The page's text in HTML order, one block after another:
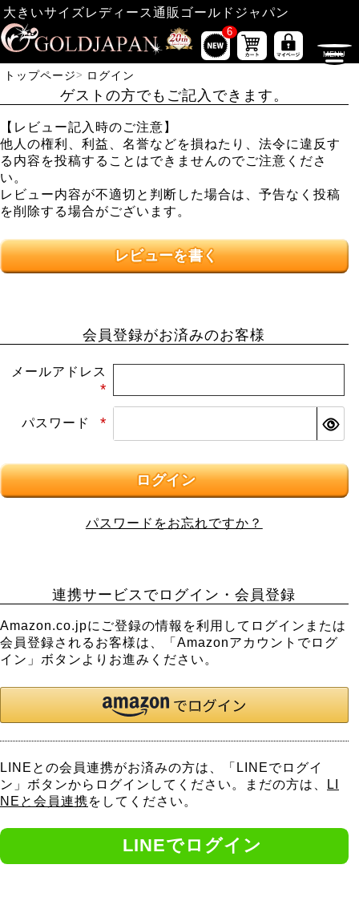
大きいサイズレディース通販ゴールドジャパン
6
トップページ ログイン
ゲストの方でもご記入できます。
【レビュー記入時のご注意】
他人の権利、利益、名誉などを損ねたり、法令に違反す
る内容を投稿することはできませんのでご注意くださ
い。
レビュー内容が不適切と判断した場合は、予告なく投稿
を削除する場合がございます。
レビューを書く
会員登録がお済みのお客様
メールアドレス
須)
パスワード
ログイン
パスワードをお忘れですか？
連携サービスでログイン・会員登録
Amazon.co.jpにご登録の情報を利用してログインまたは
会員登録されるお客様は、「Amazonアカウントでログ
イン」ボタンよりお進みください。
LINEとの会員連携がお済みの方は、「LINEでログイ
ン」ボタンからログインしてください。まだの方は、
LI
NEと会員連携をしてください。